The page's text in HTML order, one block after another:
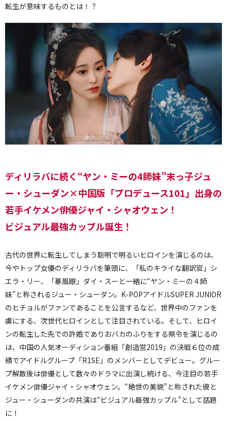
転生が意味するものとは！？
ディリラバに続く“ヤン・ミーの4師妹”末っ子ジュ
ー・シューダン×中国版「プロデュース101」出身の
若手イケメン俳優ジャイ・シャオウェン！
ビジュアル最強カップル誕生！
古代の世界に転生してしまう聡明で明るいヒロインを演じるのは、
今やトップ女優のディリラバを筆頭に、「私のキライな翻訳官」シ
エラ・リー、「暴風眼」ダイ・スーと一緒に“ヤン・ミーの４師
妹”と称されるジュー・シューダン。K-POPアイドルSUPER JUNIOR
のヒチョルがファンであることを公言するなど、世界中のファンを
虜にする、次世代ヒロインとして注目されている。そして、ヒロイ
ンの転生した先での許婚でありおバカのふりをする県令を演じるの
は、中国の人気オーディション番組「創造営2019」の決戦６位の成
績でアイドルグループ「R1SE」のメンバーとしてデビュー。グルー
プ解散後は俳優として数々のドラマに出演し続ける、今注目の若手
イケメン俳優ジャイ・シャオウェン。“絶世の美貌”と称された彼と
ジュー・シューダンの共演は“ビジュアル最強カップル”として話題
に！